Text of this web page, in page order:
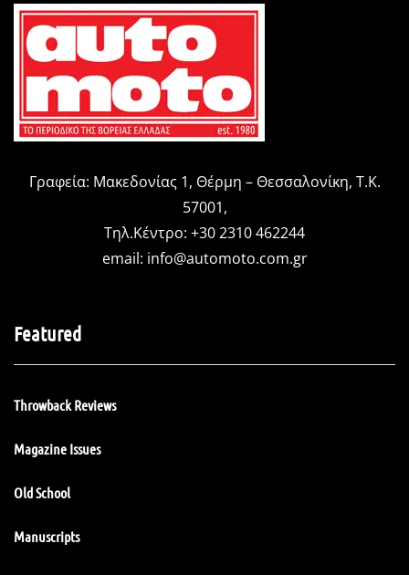
Γραφεία: Μακεδονίας 1, Θέρμη – Θεσσαλονίκη, Τ.Κ.
57001,
Τηλ.Κέντρο: +30 2310 462244
email: info@automoto.com.gr
Featured
Throwback Reviews
Magazine Issues
Old School
Manuscripts